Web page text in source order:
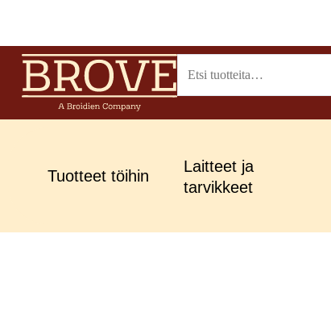
Tuotteet töihin
Laitteet ja
tarvikkeet